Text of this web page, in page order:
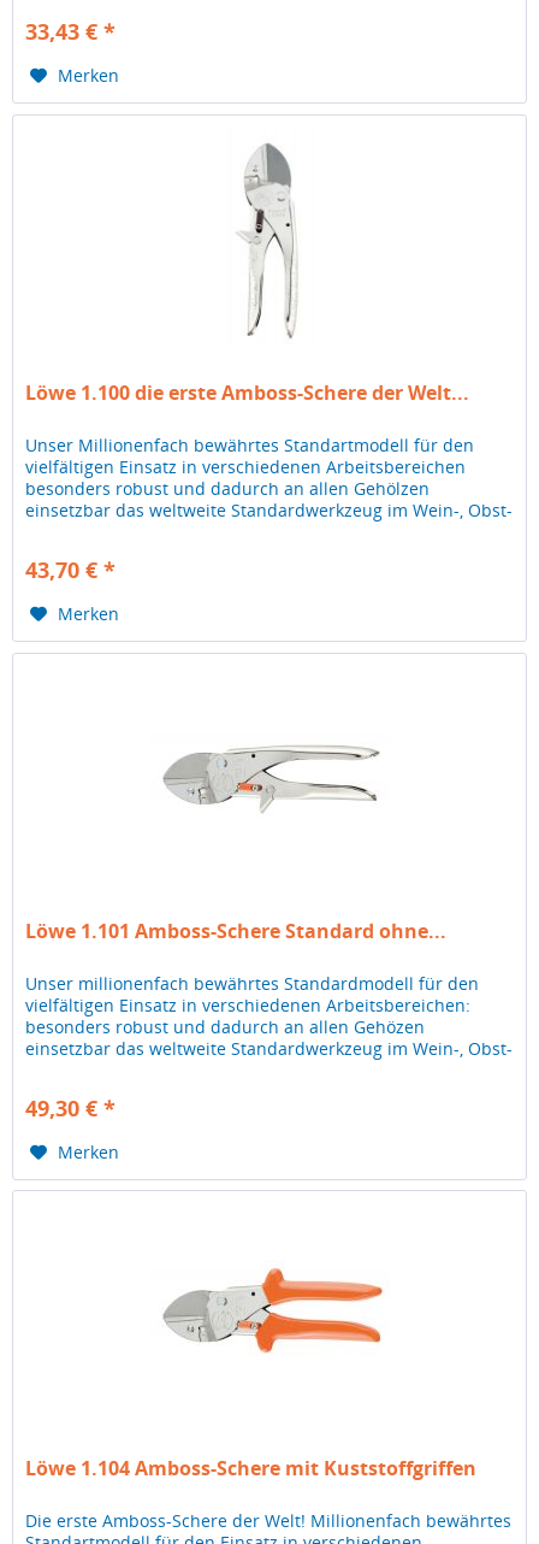
33,43 € *
Merken
Löwe 1.100 die erste Amboss-Schere der Welt...
Unser Millionenfach bewährtes Standartmodell für den
vielfältigen Einsatz in verschiedenen Arbeitsbereichen
besonders robust und dadurch an allen Gehölzen
einsetzbar das weltweite Standardwerkzeug im Wein-, Obst-
43,70 € *
Merken
Löwe 1.101 Amboss-Schere Standard ohne...
Unser millionenfach bewährtes Standardmodell für den
vielfältigen Einsatz in verschiedenen Arbeitsbereichen:
besonders robust und dadurch an allen Gehözen
einsetzbar das weltweite Standardwerkzeug im Wein-, Obst-
49,30 € *
Merken
Löwe 1.104 Amboss-Schere mit Kuststoffgriffen
Die erste Amboss-Schere der Welt! Millionenfach bewährtes